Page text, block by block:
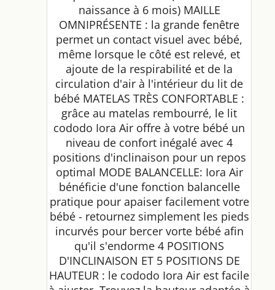
naissance à 6 mois) MAILLE
OMNIPRÉSENTE : la grande fenêtre
permet un contact visuel avec bébé,
même lorsque le côté est relevé, et
ajoute de la respirabilité et de la
circulation d'air à l'intérieur du lit de
bébé MATELAS TRÈS CONFORTABLE :
grâce au matelas rembourré, le lit
cododo Iora Air offre à votre bébé un
niveau de confort inégalé avec 4
positions d'inclinaison pour un repos
optimal MODE BALANCELLE: Iora Air
bénéficie d'une fonction balancelle
pratique pour apaiser facilement votre
bébé - retournez simplement les pieds
incurvés pour bercer vorte bébé afin
qu'il s'endorme 4 POSITIONS
D'INCLINAISON ET 5 POSITIONS DE
HAUTEUR : le cododo Iora Air est facile